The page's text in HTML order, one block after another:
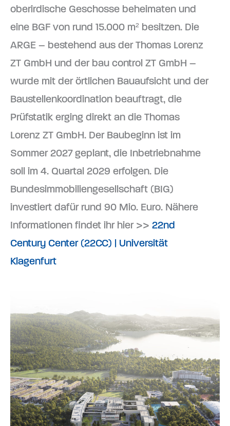
oberirdische Geschosse beheimaten und
eine BGF von rund 15.000 m² besitzen. Die
ARGE – bestehend aus der Thomas Lorenz
ZT GmbH und der bau control ZT GmbH –
wurde mit der örtlichen Bauaufsicht und der
Baustellenkoordination beauftragt, die
Prüfstatik erging direkt an die Thomas
Lorenz ZT GmbH. Der Baubeginn ist im
Sommer 2027 geplant, die Inbetriebnahme
soll im 4. Quartal 2029 erfolgen. Die
Bundesimmobiliengesellschaft (BIG)
investiert dafür rund 90 Mio. Euro. Nähere
Informationen findet ihr hier >> 22nd
Century Center (22CC) | Universität
Klagenfurt